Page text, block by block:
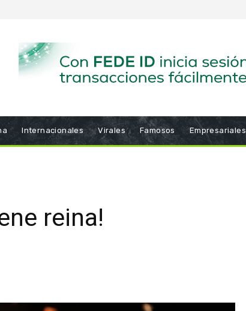
Internacionales Virales Famosos Empresariales
reina!